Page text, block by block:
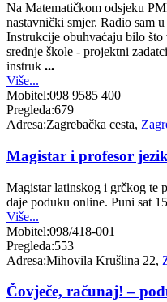
Na Matematičkom odsjeku
nastavnički smjer. Radio sam
Instrukcije obuhvaćaju bilo što
srednje škole - projektni
instruk ...
Više...
Mobitel:098 9585 400
Pregleda:679
Adresa:Zagrebačka cesta,
Magistar i profesor
Magistar latinskog i grčkog te
daje poduku online. Puni sat
Više...
Mobitel:098/418-001
Pregleda:553
Adresa:Mihovila Krušlina 22,
Čovječe, računaj! –